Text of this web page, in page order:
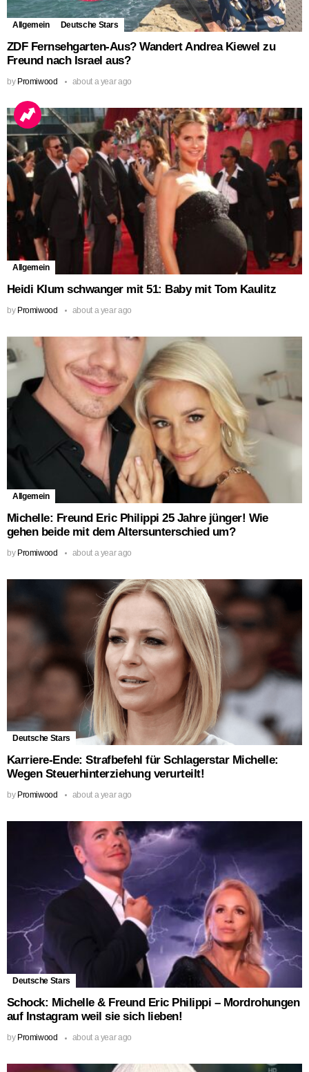
Allgemein Deutsche Stars
ZDF Fernsehgarten-Aus? Wandert Andrea Kiewel zu
Freund nach Israel aus?
by Promiwood about a year ago
Allgemein
Heidi Klum schwanger mit 51: Baby mit Tom Kaulitz
by Promiwood about a year ago
Allgemein
Michelle: Freund Eric Philippi 25 Jahre jünger! Wie
gehen beide mit dem Altersunterschied um?
by Promiwood about a year ago
Deutsche Stars
Karriere-Ende: Strafbefehl für Schlagerstar Michelle:
Wegen Steuerhinterziehung verurteilt!
by Promiwood about a year ago
Deutsche Stars
Schock: Michelle & Freund Eric Philippi – Mordrohungen
auf Instagram weil sie sich lieben!
by Promiwood about a year ago